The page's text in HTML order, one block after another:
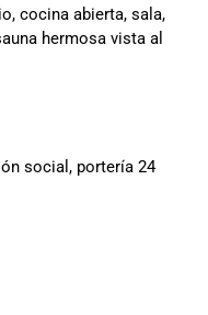
cocina abierta, sala,
hermosa vista al
social, portería 24